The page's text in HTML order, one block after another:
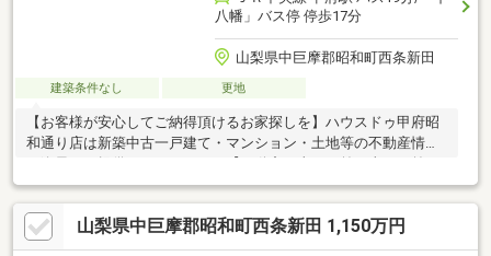
八幡」バス停 停歩17分
山梨県中巨摩郡昭和町西条新田
建築条件なし 更地
【お客様が安心してご納得頂けるお家探しを】ハウスドゥ甲府昭
和通り店は新築中古一戸建て・マンション・土地等の不動産情報
しない】このテーマを第1に誠実かつ真摯に向き合い当店舗に関わ
る全てのお客様が幸せにお取引出来るようお約束致します。お家
のご購入は物件探しだけでなく、住宅ローン、リフォーム、火災
保険、お引越し等多々に渡るお手続きが必要です。全てのお手続
山梨県中巨摩郡昭和町西条新田 1,150万円